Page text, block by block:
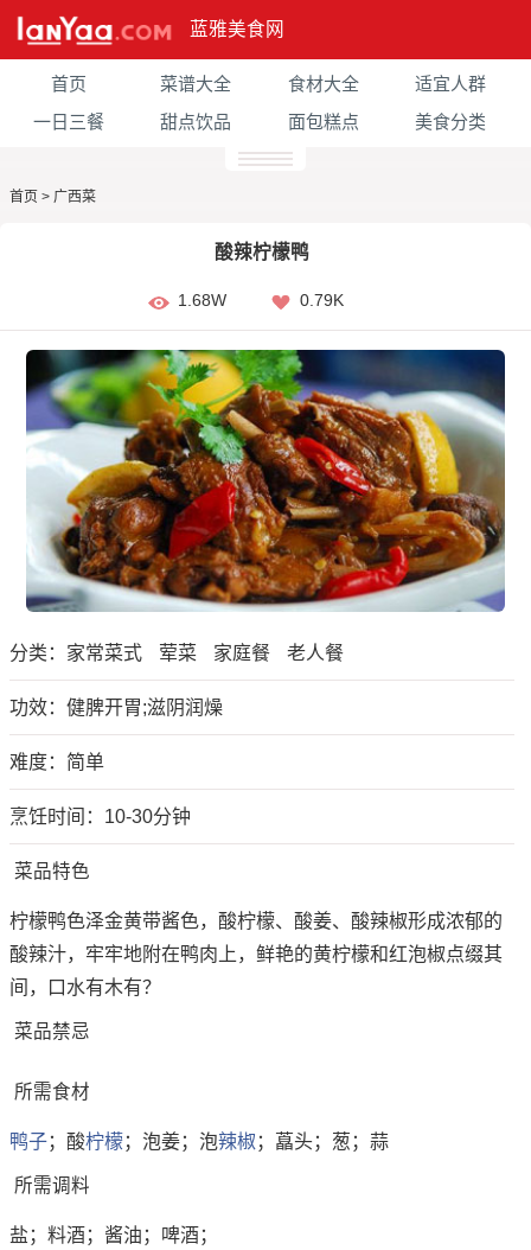
蓝雅美食网
首页 菜谱大全 食材大全
适宜人群
一日三餐
甜点饮品 面包糕点 美食分类
首页 > 广西菜
酸辣柠檬鸭
1.68W 0.79K
分类： 家常菜式 荤菜 家庭餐 老人餐
功效：健脾开胃;滋阴润燥
难度：简单
烹饪时间：10-30分钟
菜品特色
柠檬鸭色泽金黄带酱色，酸柠檬、酸姜、酸辣椒形成浓郁的
酸辣汁，牢牢地附在鸭肉上，鲜艳的黄柠檬和红泡椒点缀其
间，口水有木有？
菜品禁忌
所需食材
鸭子；酸柠檬；泡姜；泡辣椒 ；藠头；葱；蒜
所需调料
盐；料酒；酱油；啤酒；